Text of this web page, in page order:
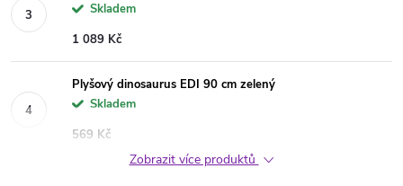
Skladem
1 089 Kč
Plyšový dinosaurus EDI 90 cm zelený
Skladem
569 Kč
Zobrazit více produktů